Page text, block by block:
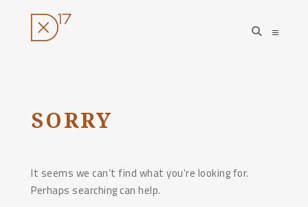
tartalomhoz
open
search
open
SORRY
It seems we can’t find what you’re looking for.
Perhaps searching can help.